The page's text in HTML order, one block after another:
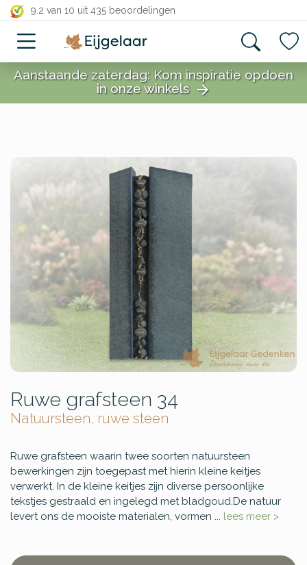
9.2 van 10 uit 435 beoordelingen
close
close
Aanstaande zaterdag: Kom inspiratie opdoen
in onze winkels arrow_forward
Ruwe grafsteen 34
Natuursteen, ruwe steen
Ruwe grafsteen waarin twee soorten natuursteen
bewerkingen zijn toegepast met hierin kleine keitjes
verwerkt. In de kleine keitjes zijn diverse persoonlijke
tekstjes gestraald en ingelegd met bladgoud.De natuur
levert ons de mooiste materialen, vormen ... lees meer >